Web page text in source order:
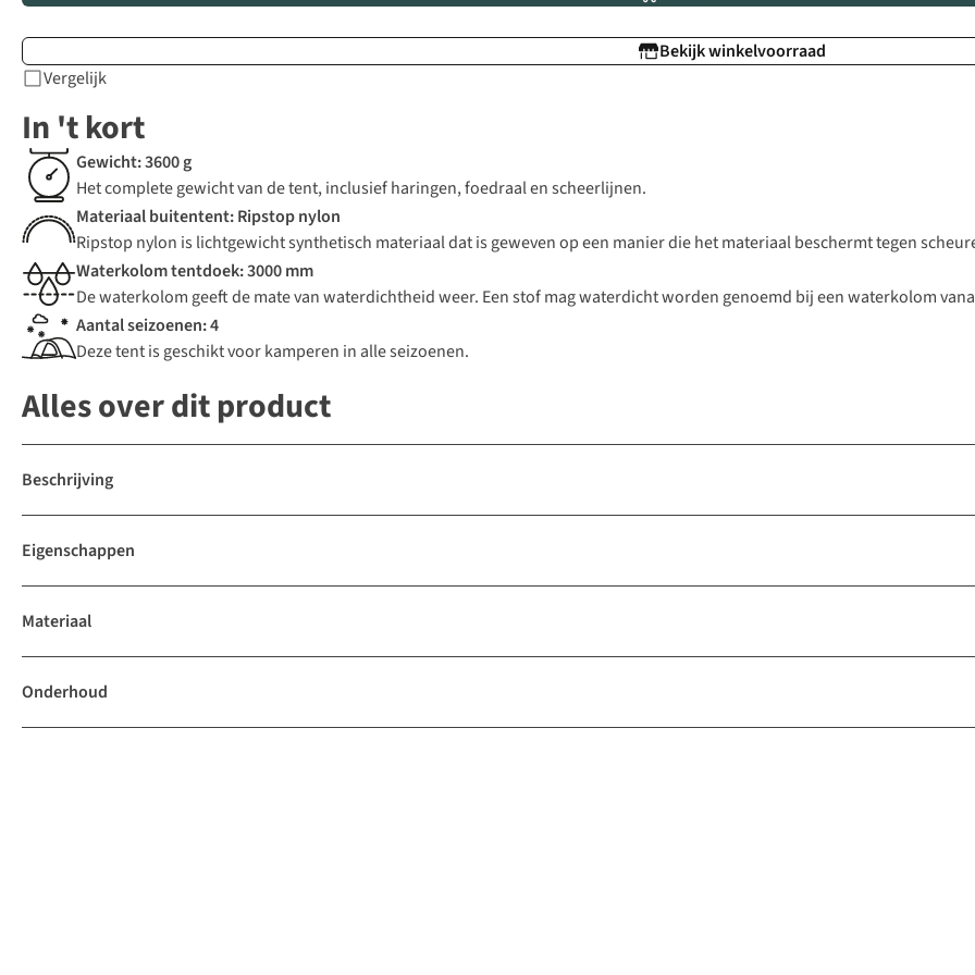
Bekijk winkelvoorraad
Vergelijk
In 't kort
Gewicht: 3600 g
Het complete gewicht van de tent, inclusief haringen, foedraal en scheerlijnen.
Materiaal buitentent: Ripstop nylon
Ripstop nylon is lichtgewicht synthetisch materiaal dat is geweven op een manier die het materiaal beschermt tegen
Waterkolom tentdoek: 3000 mm
De waterkolom geeft de mate van waterdichtheid weer. Een stof mag waterdicht worden genoemd bij een waterkolom
Aantal seizoenen: 4
Deze tent is geschikt voor kamperen in alle seizoenen.
Alles over dit product
Beschrijving
Eigenschappen
Materiaal
Onderhoud